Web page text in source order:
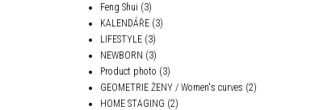
Feng Shui (3)
KALENDÁŘE (3)
LIFESTYLE (3)
NEWBORN (3)
Product photo (3)
GEOMETRIE ŽENY / Women's curves (2)
HOME STAGING (2)